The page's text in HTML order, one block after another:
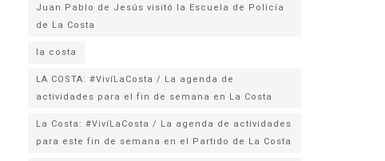
Juan Pablo de Jesús visitó la Escuela de Policía
la costa
LA COSTA: #VivíLaCosta / La agenda de
actividades para el fin de semana en La Costa
La Costa: #VivíLaCosta / La agenda de actividades
para este fin de semana en el Partido de La Costa